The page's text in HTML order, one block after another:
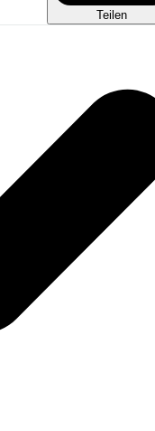
Teilen